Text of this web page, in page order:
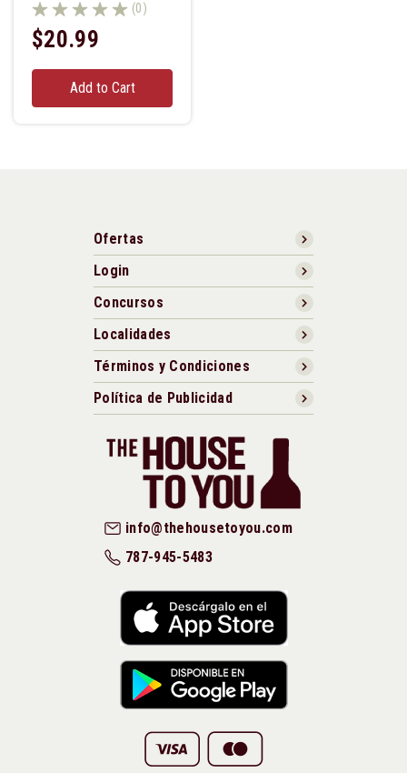
(0)
$20.99
Add to Cart
Ofertas
Login
Concursos
Localidades
Términos y Condiciones
Política de Publicidad
info@thehousetoyou.com
787-945-5483